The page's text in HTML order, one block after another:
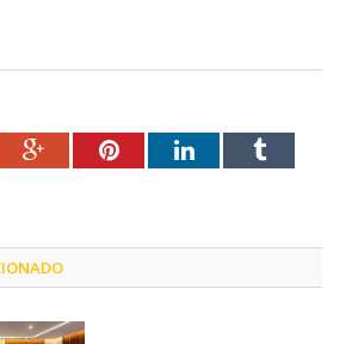
Google+PinterestLinkedInTumblr